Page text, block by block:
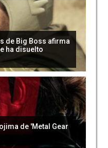
de Big Boss afirma
ha disuelto
de 'Metal Gear